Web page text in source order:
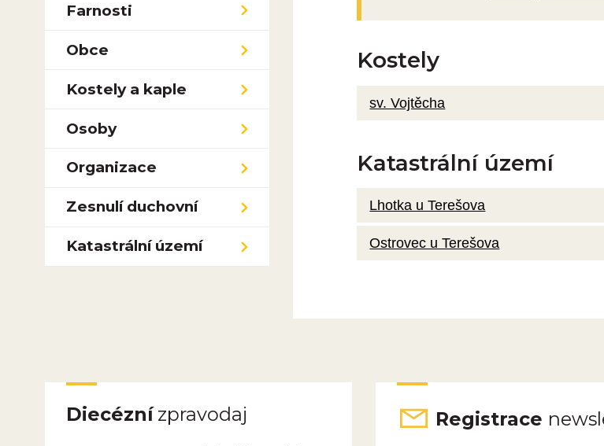
Farnosti
Obce
Kostely a kaple
Osoby
Organizace
Zesnulí duchovní
Katastrální území
Kostely
sv. Vojtěcha
Katastrální území
Lhotka u Terešova
Ostrovec u Terešova
Diecéznízpravodaj Registrace